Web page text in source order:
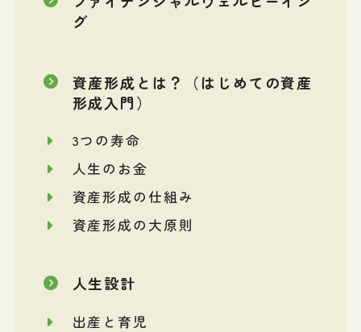
グ
資産形成とは？（はじめての資産
形成入門）
3つの寿命
人生のお金
資産形成の仕組み
資産形成の大原則
人生設計
出産と育児